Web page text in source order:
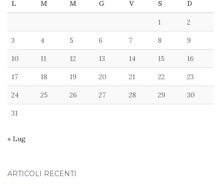
L M M G V S D
1 2
3 4 5 6 7 8 9
10 11 12 13 14 15 16
17 18 19 20 21 22 23
24 25 26 27 28 29 30
31
« Lug
ARTICOLI RECENTI